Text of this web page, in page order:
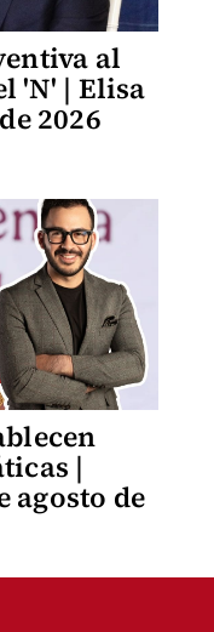
al
'N' | Elisa
2026
|
agosto de